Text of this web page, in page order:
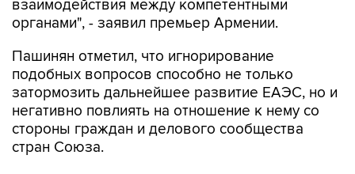
Пашинян отметил, что игнорирование
затормозить дальнейшее развитие ЕАЭС, но и
негативно повлиять на отношение к нему со
стороны граждан и делового сообщества
стран Союза.
"В конечном итоге подобные проблемы